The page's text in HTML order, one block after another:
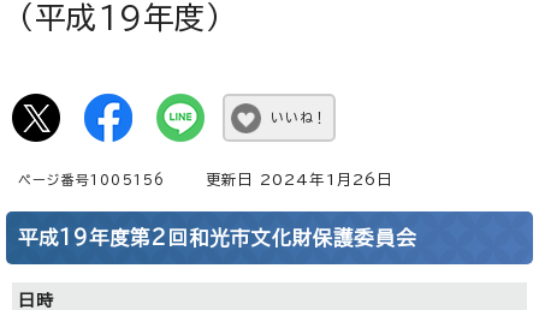
（平成19年度）
いいね！
ページ番号1005156 更新日 2024年1月26日
平成19年度第2回和光市文化財保護委員会
日時